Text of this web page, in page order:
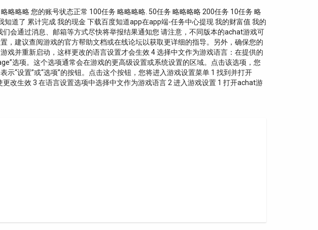
略略略 您的账号状态正常 100任务 略略略略. 50任务 略略略略 200任务 10任务 略
道了 累计完成 我的现金 下载百度知道app在app端-任务中心提现 我的财富值 我的
会通过消息、邮箱等方式尽快将举报结果通知您 请注意，不同版本的achat游戏可
建议查阅游戏的官方帮助文档或在线论坛以获取更详细的指导。另外，确保您的
并重新启动，这样更改的语言设置才会生效 4 选择中文作为游戏语言：在提供的
选项。这个选项通常会在游戏的更高级设置或系统设置的区域。点击该选项，您
“设置”或“选项”的按钮。点击这个按钮，您将进入游戏设置菜单 1 找到并打开
改生效 3 在语言设置选项中选择中文作为游戏语言 2 进入游戏设置 1 打开achat游